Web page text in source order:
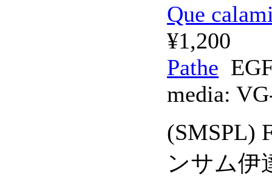
Que
¥1,200
Pathe
media:
(SMSPL)
ンサム伊